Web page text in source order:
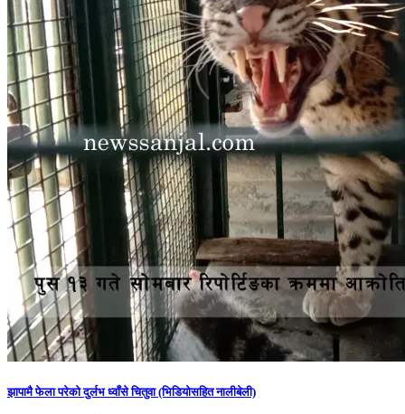
झापामै फेला परेको दुर्लभ ध्वाँसे चितुवा (भिडियोसहित नालीबेली)